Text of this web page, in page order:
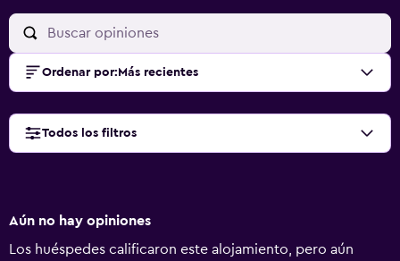
Ordenar por: Más recientes
Todos los filtros
Aún no hay opiniones
Los huéspedes calificaron este alojamiento, pero aún